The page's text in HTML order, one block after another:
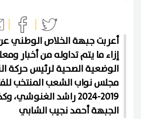
أعربت جبهة الخلاص الوطني عن
إزاء ما يتم تداوله من أخبار
الوضعية الصحية لرئيس حركة
مجلس نواب الشعب المنتخب
2019-2024 راشد
الجبهة أحمد نجيب الشابي